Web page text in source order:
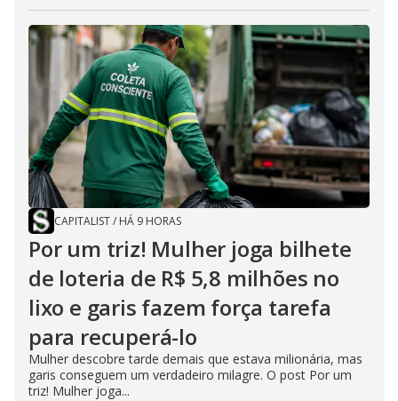
CAPITALIST/ HÁ 9 HORAS
Por um triz! Mulher joga bilhete
de loteria de R$ 5,8 milhões no
lixo e garis fazem força tarefa
para recuperá-lo
Mulher descobre tarde demais que estava milionária, mas
garis conseguem um verdadeiro milagre. O post Por um
triz! Mulher joga...